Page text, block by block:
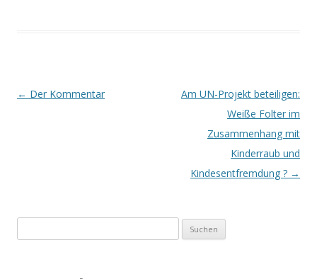
Beitrags-
← Der Kommentar
Am UN-Projekt beteiligen:
Weiße Folter im
Zusammenhang mit
Kinderraub und
Kindesentfremdung ? →
nach: